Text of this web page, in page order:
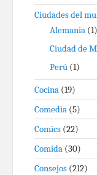
Ciudades del
Alemania (1)
Ciudad de
Perú (1)
Cocina (19)
Comedia (5)
Comics (22)
Comida (30)
Consejos (212)